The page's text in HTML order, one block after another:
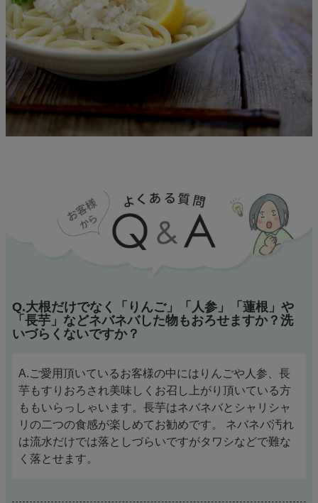
Q.大根だけでなく「りんご」「人参」「蓮根」や
「長芋」などネバネバした物もおろせますか？洗
いづらくないですか？
A.ご愛用頂いているお客様の中にはりんごや人参、長
芋もすりおろされ美味しくお召し上がり頂いている方
ももいらっしゃいます。長芋はネバネバとシャリシャ
リの二つの食感が楽しめてお勧めです。 ネバネバ汚れ
は流水だけでは落としづらいですがタワシなどで難な
く落とせます。